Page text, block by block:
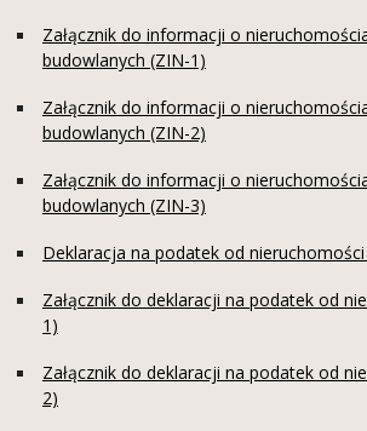
Załącznik do informacji o
budowlanych (ZIN-1)
Załącznik do informacji o
budowlanych (ZIN-2)
Załącznik do informacji o
budowlanych (ZIN-3)
Deklaracja na podatek od
Załącznik do deklaracji na podatek od
1)
Załącznik do deklaracji na podatek od
2)